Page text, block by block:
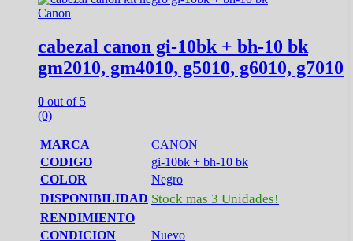
Canon
cabezal canon gi‑10bk + bh‑10 bk
gm2010, gm4010, g5010, g6010, g7010
0 out of 5
(0)
MARCA
CANON
CODIGO
gi‑10bk + bh‑10 bk
COLOR
Negro
DISPONIBILIDAD Stock mas 3 Unidades!
RENDIMIENTO
CONDICION
Nuevo